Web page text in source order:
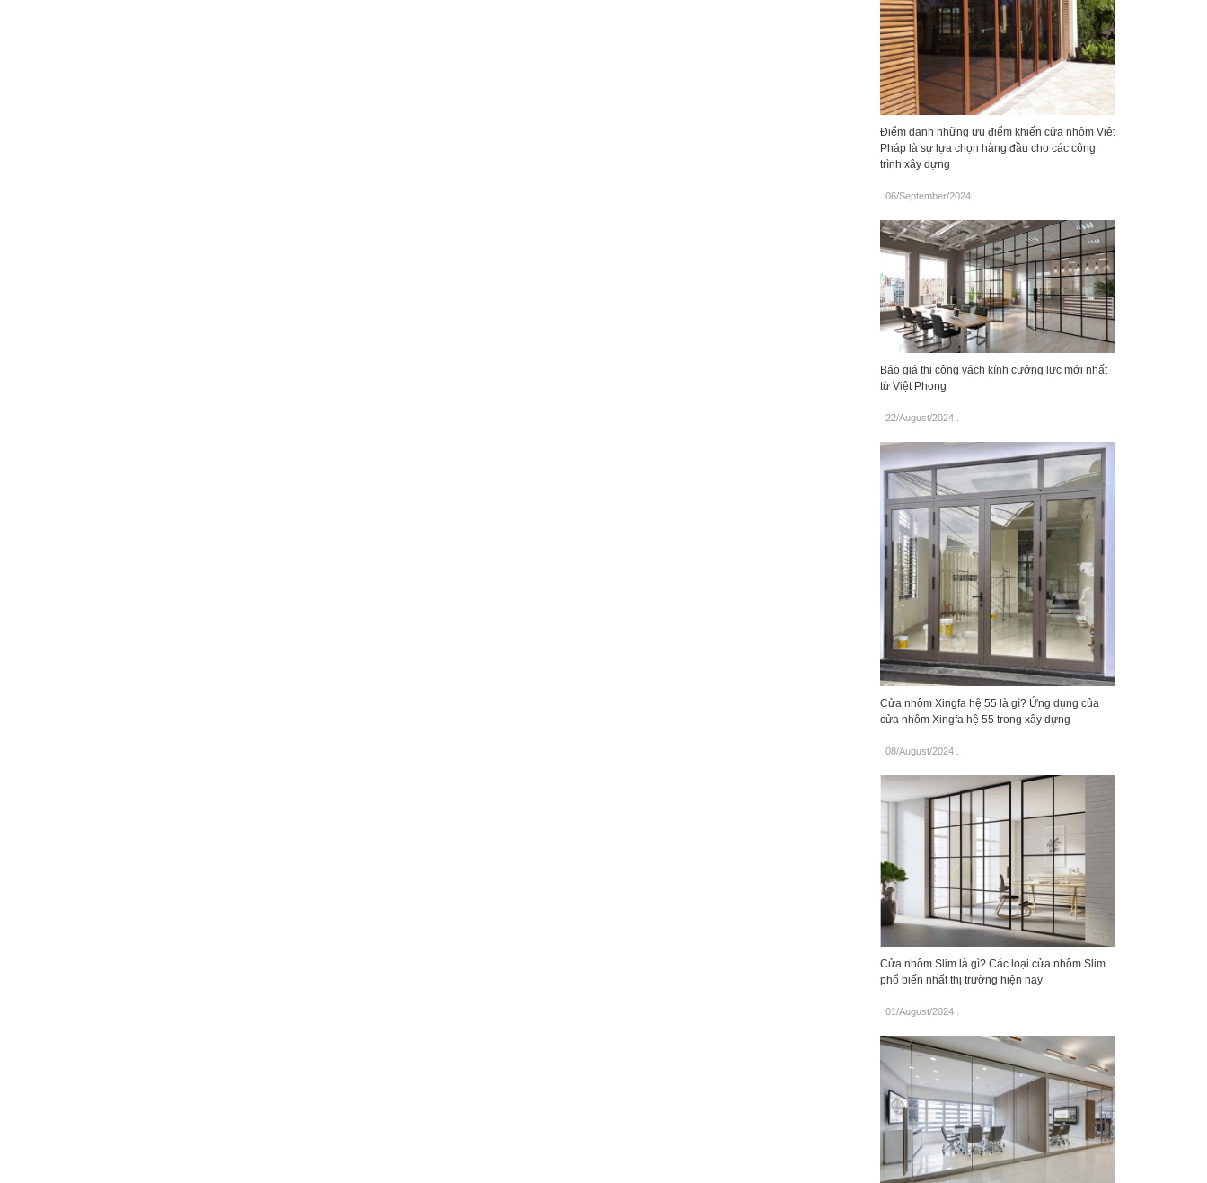
Điểm danh những ưu điểm khiến cửa nhôm Việt
Pháp là sự lựa chọn hàng đầu cho các công
trình xây dựng
06/September/2024.
Báo giá thi công vách kính cưởng lực mới nhất
từ Việt Phong
22/August/2024.
Cửa nhôm Xingfa hệ 55 là gì? Ứng dụng của
cửa nhôm Xingfa hệ 55 trong xây dựng
08/August/2024.
Cửa nhôm Slim là gì? Các loại cửa nhôm Slim
phổ biến nhất thị trường hiện nay
01/August/2024.